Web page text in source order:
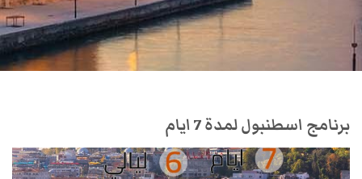
برنامج اسطنبول لمدة 7 ايام